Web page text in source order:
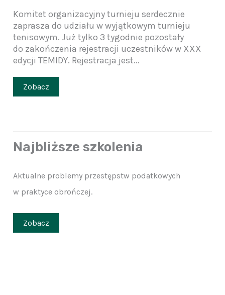
Komitet organizacyjny turnieju serdecznie
zaprasza do udziału w wyjątkowym turnieju
tenisowym. Już tylko 3 tygodnie pozostały
do zakończenia rejestracji uczestników w XXX
edycji TEMIDY. Rejestracja jest...
Zobacz
Najbliższe szkolenia
Aktualne problemy przestępstw podatkowych
w praktyce obrończej.
Zobacz